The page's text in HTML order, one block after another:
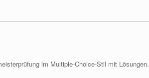
im Multiple-Choice-Stil mit Lösungen.